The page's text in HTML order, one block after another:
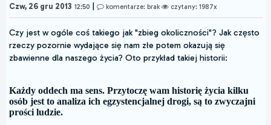
Czw, 26 gru 2013 12:50 komentarze: brak czytany: 1987x
Czy jest w ogóle coś takiego jak "zbieg okoliczności"? Jak często
rzeczy pozornie wydające się nam złe potem okazują się
zbawienne dla naszego życia? Oto przykład takiej historii:
Każdy oddech ma sens. Przytoczę wam historię życia kilku
osób jest to analiza ich egzystencjalnej drogi, są to zwyczajni
prości ludzie.